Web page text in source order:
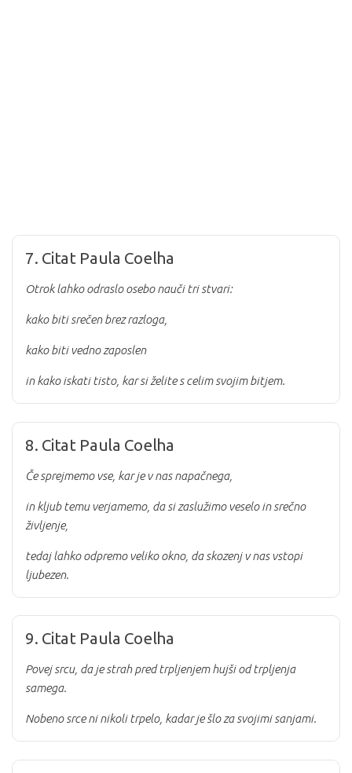
7. Citat Paula Coelha
Otrok lahko odraslo osebo nauči tri stvari:
kako biti srečen brez razloga,
kako biti vedno zaposlen
in kako iskati tisto, kar si želite s celim svojim bitjem.
8. Citat Paula Coelha
Če sprejmemo vse, kar je v nas napačnega,
in kljub temu verjamemo, da si zaslužimo veselo in srečno
življenje,
tedaj lahko odpremo veliko okno, da skozenj v nas vstopi
ljubezen.
9. Citat Paula Coelha
Povej srcu, da je strah pred trpljenjem hujši od trpljenja
samega.
Nobeno srce ni nikoli trpelo, kadar je šlo za svojimi sanjami.